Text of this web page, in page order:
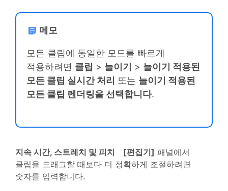
메모
모든 클립에 동일한 모드를 빠르게
적용하려면 클립 > 늘이기 > 늘이기 적용된
모든 클립 실시간 처리 또는 늘이기 적용된
모든 클립 렌더링을 선택합니다.
지속 시간, 스트레치 및 피치 [편집기] 패널에서
클립을 드래그할 때보다 더 정확하게 조절하려면
숫자를 입력합니다.